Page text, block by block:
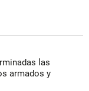
las
armados y